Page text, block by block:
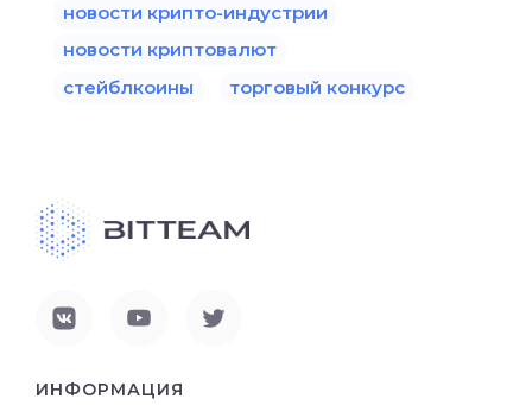
новости крипто-индустрии
новости криптовалют
стейблкоины
торговый конкурс
ИНФОРМАЦИЯ